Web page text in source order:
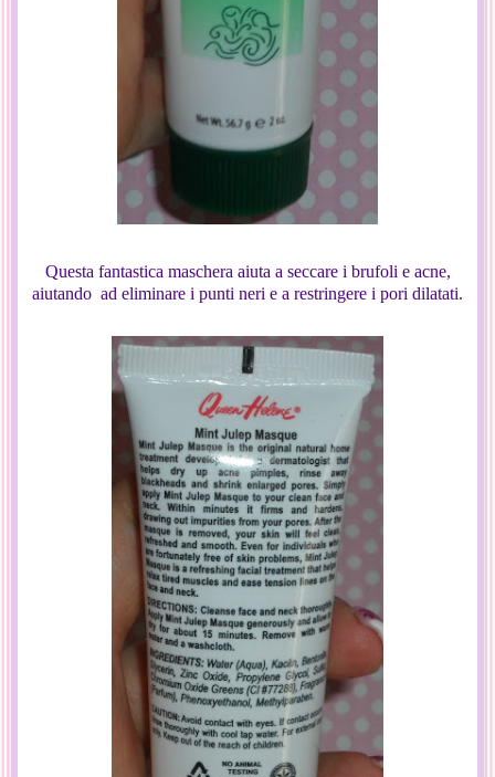
Questa fantastica maschera aiuta a seccare i brufoli e acne,
aiutando ad eliminare i punti neri e a restringere i pori dilatati.